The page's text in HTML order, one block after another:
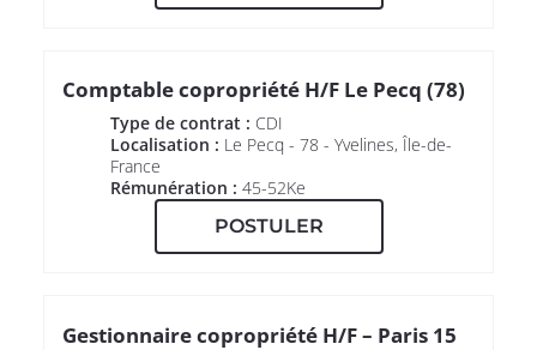
Comptable copropriété H/F Le Pecq (78)
Type de contrat : CDI
Localisation : Le Pecq - 78 - Yvelines, Île-de-
France
Rémunération : 45-52Ke
POSTULER
Gestionnaire copropriété H/F – Paris 15